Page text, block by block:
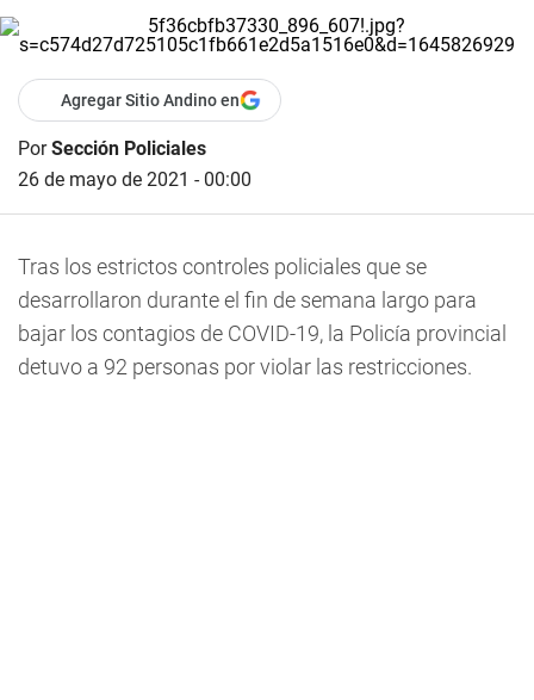
Agregar Sitio Andino en
PorSección Policiales
26 de mayo de 2021 - 00:00
Tras los estrictos controles policiales que se
desarrollaron durante el fin de semana largo para
bajar los contagios de COVID-19, la Policía provincial
detuvo a 92 personas por violar las restricciones.